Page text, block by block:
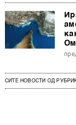
СИТЕ НОВОСТИ ОД